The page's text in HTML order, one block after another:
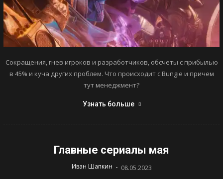
Сокращения, гнев игроков и разработчиков, обсчеты с прибылью
в 45% и куча других проблем. Что происходит с Bungie и причем
тут менеджмент?
Узнать больше
Главные сериалы мая
Иван Шапкин - 08.05.2023